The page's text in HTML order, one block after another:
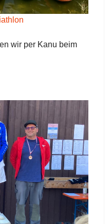
wir per Kanu beim